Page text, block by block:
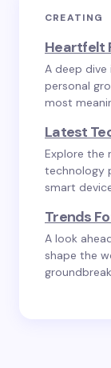
CREATING
Heartfelt
A deep
personal
most
Latest
Explore the
technology
smart
Trends
A look
shape the